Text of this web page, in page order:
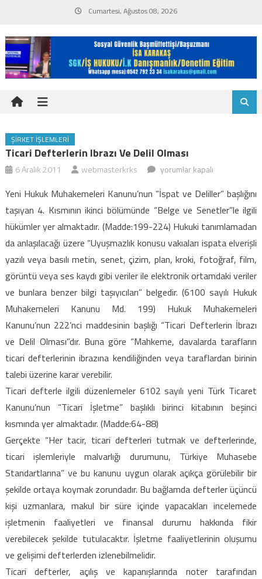
content
Cumartesi, Ağustos 08, 2026
ŞIRKET İŞLEMLERI
Ticari Defterlerin Ibrazı Ve Delil Olması
6 Aralık 2011 webmasterkrks
Ticari
ibrazı
ve
delil
olması
için
yorumlar kapalı
Yeni Hukuk Muhakemeleri Kanunu’nun “İspat ve Deliller” başlığını
taşıyan 4. Kısmının ikinci bölümünde “Belge ve Senetler”le ilgili
hükümler yer almaktadır. (Madde:199-224) Hukuki tanımlamadan
da anlaşılacağı üzere “Uyuşmazlık konusu vakıaları ispata elverişli
yazılı veya basılı metin, senet, çizim, plan, kroki, fotoğraf, film,
görüntü veya ses kaydı gibi veriler ile elektronik ortamdaki veriler
ve bunlara benzer bilgi taşıyıcıları” belgedir. (6100 sayılı Hukuk
Muhakemeleri Kanunu Md. 199) Hukuk Muhakemeleri
Kanunu’nun 222’nci maddesinin başlığı “Ticari Defterlerin İbrazı
ve Delil Olması”dır. Buna göre “Mahkeme, davalarda tarafların
ticari defterlerinin ibrazına kendiliğinden veya taraflardan birinin
talebi üzerine karar verebilir.
Ticari defterle ilgili düzenlemeler 6102 sayılı yeni Türk Ticaret
Kanunu’nun “Ticari İşletme” başlıklı birinci kitabının beşinci
kısmında yer almaktadır. (Madde:64-88)
Gerçekte “Her tacir, ticari defterleri tutmak ve defterlerinde,
ticari işlemleriyle malvarlığı durumunu, Türkiye Muhasebe
Standartlarına” ve bu kanunu uygun olarak açıkça görülebilir bir
şekilde ortaya koymak zorundadır. Bu bağlamda defterler üçüncü
kişi uzmanlara, makul bir süre içinde yapacakları incelemede
işletmenin faaliyetleri ve finansal durumu hakkında fikir
verebilecek şekilde tutulacaktır. İşletme faaliyetlerinin oluşumu
ve gelişimi defterlerden izlenebilmelidir.
Ticari defterler, açılış ve kapanışlarında noter tarafından